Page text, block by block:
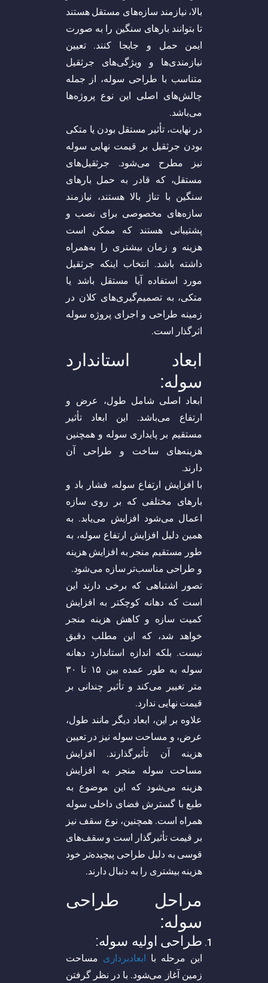
بالا، نیازمند سازه‌های مستقل هستند
تا بتوانند بار‌های سنگین را به صورت
ایمن حمل و جابجا کنند. تعیین
نیازمندی‌ها و ویژگی‌های جرثقیل
متناسب با طراحی سوله، از جمله
چالش‌های اصلی این نوع پروژه‌ها
می‌باشد.
در نهایت، تأثیر مستقل بودن یا متکی
بودن جرثقیل بر قیمت نهایی سوله
نیز مطرح می‌شود. جرثقیل‌های
مستقل، که قادر به حمل بار‌های
سنگین با تناژ بالا هستند، نیازمند
سازه‌های مخصوصی برای نصب و
پشتیبانی هستند که ممکن است
هزینه و زمان بیشتری را به‌همراه
داشته باشد. انتخاب اینکه جرثقیل
مورد استفاده آیا مستقل باشد یا
متکی، به تصمیم‌گیری‌های کلان در
زمینه طراحی و اجرای پروژه سوله
اثرگذار است.
ابعاد استاندارد
سوله:
ابعاد اصلی شامل طول، عرض و
ارتفاع می‌باشد. این ابعاد تأثیر
مستقیم بر پایداری سوله و همچنین
هزینه‌های ساخت و طراحی آن
دارند.
با افزایش ارتفاع سوله، فشار باد و
بار‌های مختلفی که بر روی سازه
اعمال می‌شود افزایش می‌یابد. به
همین دلیل افزایش ارتفاع سوله، به
طور مستقیم منجر به افزایش هزینه
و طراحی مناسب‌تر سازه می‌شود.
تصور اشتباهی که برخی دارند این
است که دهانه کوچکتر به افزایش
کمیت سازه و کاهش هزینه منجر
خواهد شد، که این مطلب دقیق
نیست. بلکه اندازه استاندارد دهانه
سوله به طور عمده بین ۱۵ تا ۳۰
متر تغییر می‌کند و تأثیر چندانی بر
قیمت نهایی ندارد.
علاوه بر این، ابعاد دیگر مانند طول،
عرض، و مساحت سوله نیز در تعیین
هزینه آن تأثیرگذارند. افزایش
مساحت سوله منجر به افزایش
هزینه می‌شود که این موضوع به
طبع با گسترش فضای داخلی سوله
همراه است. همچنین، نوع سقف نیز
بر قیمت تأثیرگذار است و سقف‌های
قوسی به دلیل طراحی پیچیده‌تر خود
هزینه بیشتری را به دنبال دارند.
مراحل طراحی
سوله:
طراحی اولیه سوله:
این مرحله با ابعاد‌برداری مساحت
زمین آغاز می‌شود. با در نظر گرفتن